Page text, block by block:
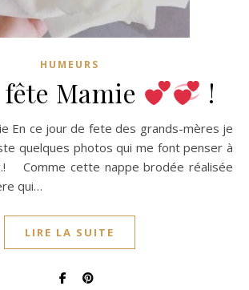
HUMEURS
Mamie !
quelques photos qui me font penser à
Comme cette nappe brodée réalisée
qui…
LIRE LA SUITE